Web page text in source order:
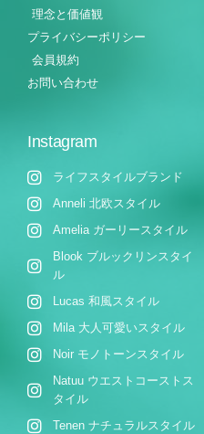
理念と価値観
プライバシーポリシー
会員規約
お問い合わせ
Instagram
ライフスタイルブランド
Anneli 北欧スタイル
Amelia ガーリースタイル
Blook ブルックリンスタイ
ル
Lucas 和風スタイル
Mila 大人可愛いスタイル
Noir モノトーンスタイル
Natuu ウエストコーストス
タイル
Tenen ナチュラルスタイル